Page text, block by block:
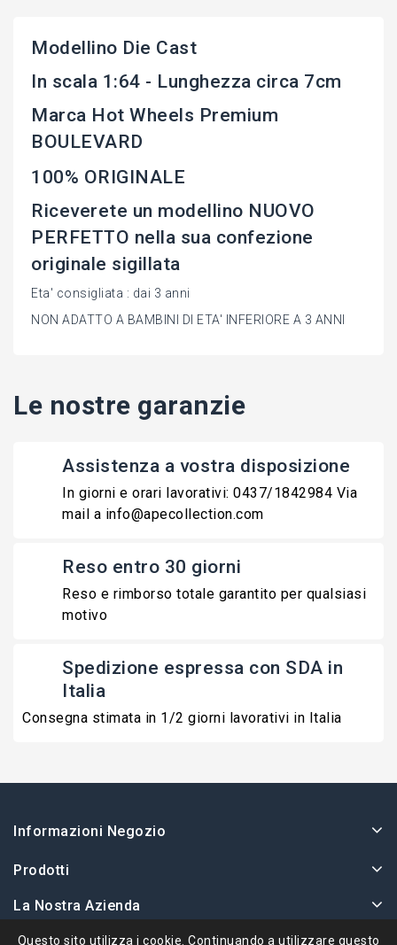
Modellino Die Cast
In scala 1:64 - Lunghezza circa 7cm
Marca Hot Wheels Premium
BOULEVARD
100% ORIGINALE
Riceverete un modellino NUOVO
PERFETTO nella sua confezione
originale sigillata
Eta' consigliata : dai 3 anni
NON ADATTO A BAMBINI DI ETA' INFERIORE A 3 ANNI
Le nostre garanzie
Assistenza a vostra disposizione
In giorni e orari lavorativi: 0437/1842984 Via
mail a info@apecollection.com
Reso entro 30 giorni
Reso e rimborso totale garantito per qualsiasi
motivo
Spedizione espressa con SDA in
Italia
Consegna stimata in 1/2 giorni lavorativi in Italia
Informazioni Negozio
Prodotti
La Nostra Azienda
Il Tuo Account
Questo sito utilizza i cookie. Continuando a utilizzare questo